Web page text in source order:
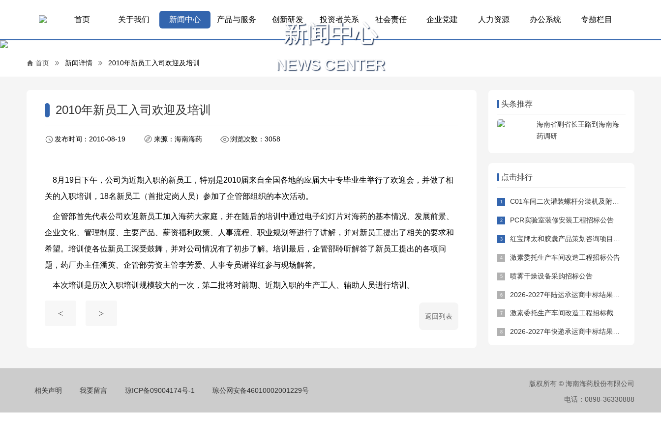
首页 关于我们 新闻中心 产品与服务 创新研发 投资者关系 社会责任 企业党建 人力资源 办公系统 专题栏目
新闻中心
NEWS CENTER
首页 新闻详情 2010年新员工入司欢迎及培训
2010年新员工入司欢迎及培训
发布时间：2010-08-19 来源：海南海药 浏览次数：3058
8月19日下午，公司为近期入职的新员工，特别是2010届来自全国各地的应届大中专毕业生举行了欢迎会，并做了相
关的入职培训，18名新员工（首批定岗人员）参加了企管部组织的本次活动。
企管部首先代表公司欢迎新员工加入海药大家庭，并在随后的培训中通过电子幻灯片对海药的基本情况、发展前景、
企业文化、管理制度、主要产品、薪资福利政策、人事流程、职业规划等进行了讲解，并对新员工提出了相关的要求和
希望。培训使各位新员工深受鼓舞，并对公司情况有了初步了解。培训最后，企管部聆听解答了新员工提出的各项问
题，药厂办主任潘英、企管部劳资主管李芳爱、人事专员谢祥红参与现场解答。
本次培训是历次入职培训规模较大的一次，第二批将对前期、近期入职的生产工人、辅助人员进行培训。
< > 返回列表
头条推荐
海南省副省长王路到海南海
药调研
点击排行
C01车间二次灌装螺杆分装机及附属设备采购安装招标公告
PCR实验室装修安装工程招标公告
红宝牌太和胶囊产品策划咨询项目招标公告
激素委托生产车间改造工程招标公告
喷雾干燥设备采购招标公告
2026-2027年陆运承运商中标结果公告
激素委托生产车间改造工程招标截止时间延期公告
2026-2027年快递承运商中标结果公告
相关声明 我要留言 琼ICP备09004174号-1 琼公网安备46010002001229号
版权所有 © 海南海药股份有限公司
电话：0898-36330888